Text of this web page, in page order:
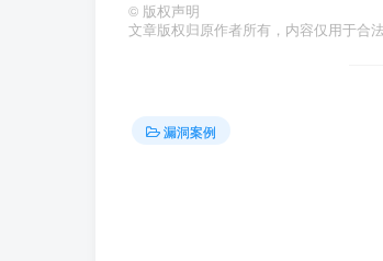
止血方案3
修复方案
© 版权声明
文章版权归原作者所有，内容仅用于合
漏洞案例